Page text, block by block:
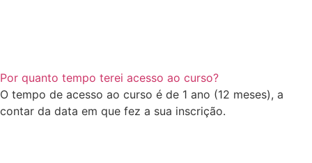
Por quanto tempo terei acesso ao curso?
O tempo de acesso ao curso é de 1 ano (12 meses), a
contar da data em que fez a sua inscrição.